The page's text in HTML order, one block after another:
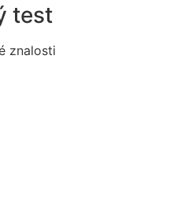
test
znalosti